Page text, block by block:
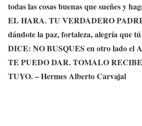
todas las cosas buenas que sueñes y
EL HARA. TU VERDADERO
dándote la paz, fortaleza, alegría que
DICE: NO BUSQUES en otro lado el
TE PUEDO DAR. TOMALO
TUYO. – Hermes Alberto Carvajal